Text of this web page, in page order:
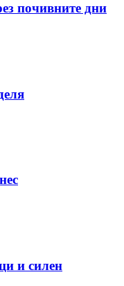
почивните дни
и силен